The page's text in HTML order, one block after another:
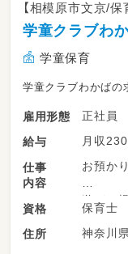
【相模原市文京/保
学童クラブわ
学童保育
学童クラブわかばの
雇用形態
正社員
給与
月収
仕事
内容
お預か
遊びの
守り
資格
保育士
住所
神奈川